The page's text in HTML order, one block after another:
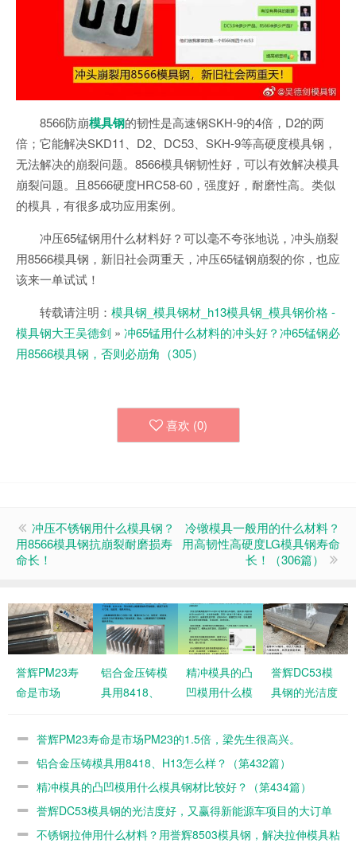
8566防崩模具钢的韧性是高速钢SKH-9的4倍，D2的两
倍；它能解决SKD11、D2、DC53、SKH-9等高硬度模具钢，
无法解决的崩裂问题。8566模具钢韧性好，可以有效解决模具
崩裂问题。且8566硬度HRC58-60，强度好，耐磨性高。类似
的模具，有很多成功应用案例。
冲压65锰钢用什么材料好？可以毫不夸张地说，冲头崩裂
用8566模具钢，新旧社会两重天，冲压65锰钢崩裂的你，也应
该来一单试试！
转载请注明： 模具钢_模具钢材_h13模具钢_模具钢价格 -
模具钢大王吴德剑 » 冲65锰用什么材料的冲头好？冲65锰钢必
用8566模具钢，否则必崩角（305）
喜欢 (0)
冲压不锈钢用什么模具钢？
用8566模具钢抗崩裂耐磨损寿
命长！
冷镦模具一般用的什么材料？
用高韧性高硬度LG模具钢寿命
长！（306篇）
誉辉PM23寿
命是市场
倍，梁先生很
铝合金压铸模
具用8418、
（第432篇）
精冲模具的凸
凹模用什么模
好？（第434
誉辉DC53模
具钢的光洁度
能源车项目的
421篇）
誉辉PM23寿命是市场PM23的1.5倍，梁先生很高兴。
铝合金压铸模具用8418、H13怎么样？（第432篇）
精冲模具的凸凹模用什么模具钢材比较好？（第434篇）
誉辉DC53模具钢的光洁度好，又赢得新能源车项目的大订单
（第421篇）
不锈钢拉伸用什么材料？用誉辉8503模具钢，解决拉伸模具粘